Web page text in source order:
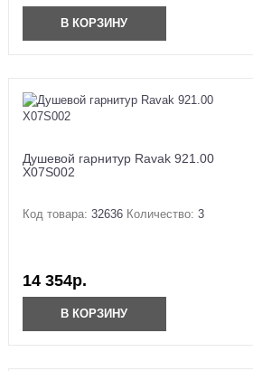
В КОРЗИНУ
Душевой гарнитур Ravak 921.00
X07S002
Код товара: 32636 Количество: 3
14 354р.
В КОРЗИНУ